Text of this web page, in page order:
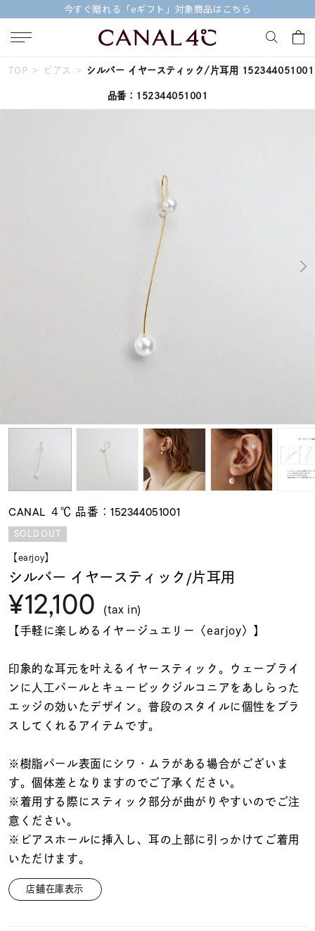
【価格改定のお知らせ 8月17日(月)より 】
キーワードで検索する
#くまのプーさん
モチーフ
石の色
ファッションテイス
ト
着用シーン
コレクション
レディース
メンズ
リングサイズ
～
価格
TOP ピアス シルバー イヤースティック/片耳用 152344051001
品番：152344051001
CANAL ４℃ 品番：152344051001
SOLDOUT
【earjoy】
シルバー イヤースティック/片耳用
¥12,100 (tax in)
【手軽に楽しめるイヤージュエリー〈earjoy〉】
印象的な耳元を叶えるイヤースティック。ウェーブライ
ンに人工パールとキュービックジルコニアをあしらった
エッジの効いたデザイン。普段のスタイルに個性をプラ
スしてくれるアイテムです。
※樹脂パール表面にシワ・ムラがある場合がございま
す。個体差となりますのでご了承ください。
※着用する際にスティック部分が曲がりやすいのでご注
意ください。
※ピアスホールに挿入し、耳の上部に引っかけてご着用
いただけます。
店舗在庫表示